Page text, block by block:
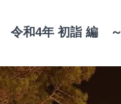
令和4年 初詣 編 ～